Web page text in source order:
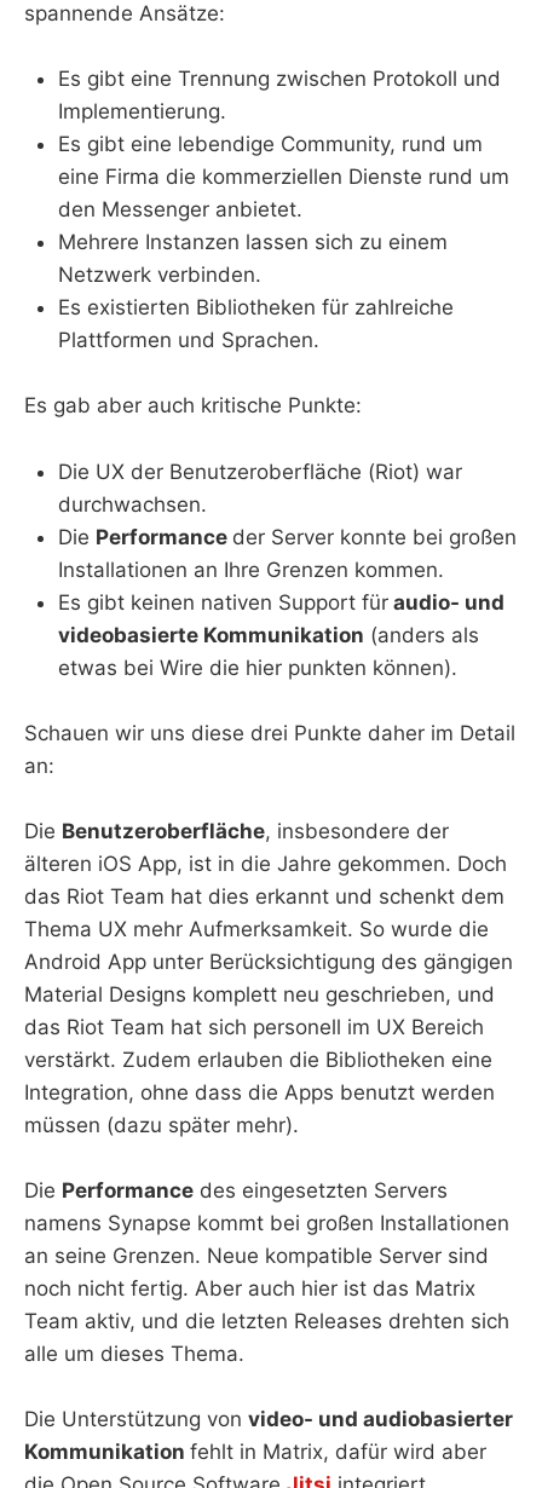
spannende Ansätze:
Es gibt eine Trennung zwischen Protokoll und
Implementierung.
Es gibt eine lebendige Community, rund um
eine Firma die kommerziellen Dienste rund um
den Messenger anbietet.
Mehrere Instanzen lassen sich zu einem
Netzwerk verbinden.
Es existierten Bibliotheken für zahlreiche
Plattformen und Sprachen.
Es gab aber auch kritische Punkte:
Die UX der Benutzeroberfläche (Riot) war
durchwachsen.
Die Performance der Server konnte bei großen
Installationen an Ihre Grenzen kommen.
Es gibt keinen nativen Support für audio- und
videobasierte Kommunikation (anders als
etwas bei Wire die hier punkten können).
Schauen wir uns diese drei Punkte daher im Detail
an:
Die Benutzeroberfläche, insbesondere der
älteren iOS App, ist in die Jahre gekommen. Doch
das Riot Team hat dies erkannt und schenkt dem
Thema UX mehr Aufmerksamkeit. So wurde die
Android App unter Berücksichtigung des gängigen
Material Designs komplett neu geschrieben, und
das Riot Team hat sich personell im UX Bereich
verstärkt. Zudem erlauben die Bibliotheken eine
Integration, ohne dass die Apps benutzt werden
müssen (dazu später mehr).
Die Performance des eingesetzten Servers
namens Synapse kommt bei großen Installationen
an seine Grenzen. Neue kompatible Server sind
noch nicht fertig. Aber auch hier ist das Matrix
Team aktiv, und die letzten Releases drehten sich
alle um dieses Thema.
Die Unterstützung von video- und audiobasierter
Kommunikation fehlt in Matrix, dafür wird aber